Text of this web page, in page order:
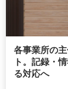
各事業所の
ト。記録・
る対応へ